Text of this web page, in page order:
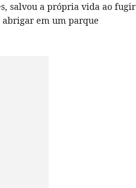
salvou a própria vida ao fugir
abrigar em um parque